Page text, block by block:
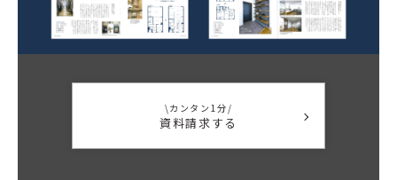
\カンタン1分/
資料請求する